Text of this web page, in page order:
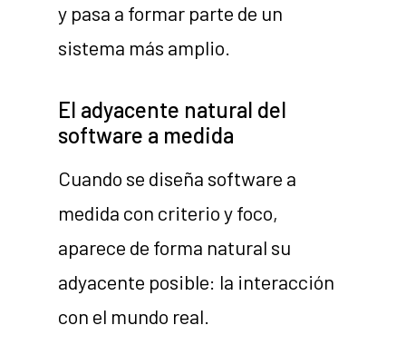
y pasa a formar parte de un
sistema más amplio.
El adyacente natural del
software a medida
Cuando se diseña software a
medida con criterio y foco,
aparece de forma natural su
adyacente posible: la interacción
con el mundo real.